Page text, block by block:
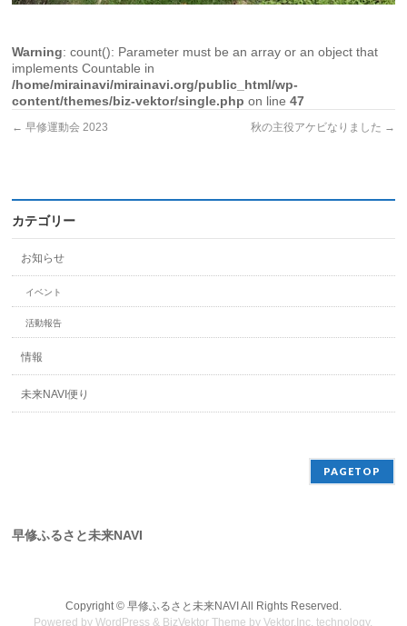
Warning: count(): Parameter must be an array or an object that
implements Countable in
/home/mirainavi/mirainavi.org/public_html/wp-
content/themes/biz-vektor/single.php on line47
← 早修運動会 2023 秋の主役アケビなりました →
カテゴリー
お知らせ
イベント
活動報告
情報
未来NAVI便り
PAGETOP
早修ふるさと未来NAVI
Copyright © 早修ふるさと未来NAVI All Rights Reserved.
Powered byWordPress & BizVektor Theme byVektor,Inc. technology.